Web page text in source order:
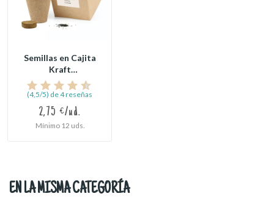
Semillas en Cajita
Kraft
Personalizada
para...
(4,5/5) de 4 reseñas
2,75 €/ud.
Mínimo 12 uds.
EN LA MISMA CATEGORÍA